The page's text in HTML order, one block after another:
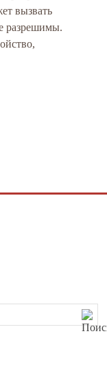
вызвать
разрешимы.